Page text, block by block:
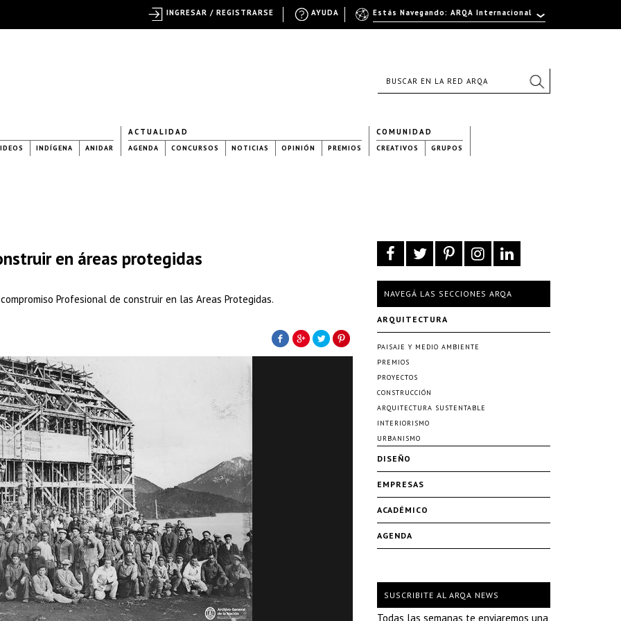
INDÍGENA ANIDAR
ACTUALIDAD
AGENDA CONCURSOS NOTICIAS OPINIÓN PREMIOS
COMUNIDAD
CREATIVOS GRUPOS
en áreas protegidas
Profesional de construir en las Areas Protegidas. NAVEGÁ LAS SECCIONES ARQA
ARQUITECTURA
PAISAJE Y MEDIO AMBIENTE
PREMIOS
PROYECTOS
CONSTRUCCIÓN
ARQUITECTURA SUSTENTABLE
INTERIORISMO
URBANISMO
DISEÑO
EMPRESAS
ACADÉMICO
AGENDA
SUSCRIBITE AL ARQA NEWS
Todas las semanas te enviaremos una
Estás Navegando: ARQA Internacional
AYUDA
INGRESAR / REGISTRARSE